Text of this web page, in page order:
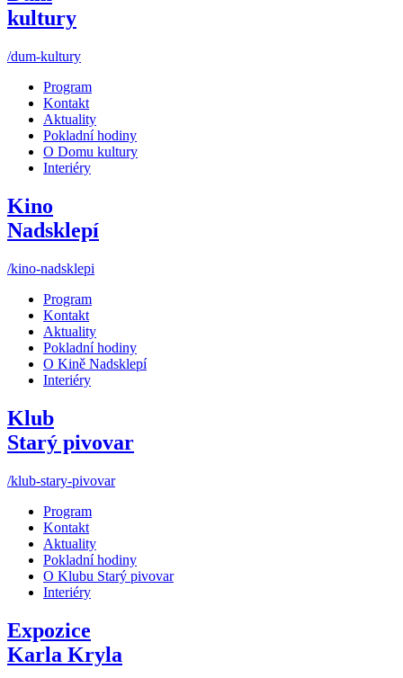
kultury
/dum-kultury
Program
Kontakt
Aktuality
Pokladní hodiny
O Domu kultury
Interiéry
Kino
Nadsklepí
/kino-nadsklepi
Program
Kontakt
Aktuality
Pokladní hodiny
O Kině Nadsklepí
Interiéry
Klub
Starý pivovar
/klub-stary-pivovar
Program
Kontakt
Aktuality
Pokladní hodiny
O Klubu Starý pivovar
Interiéry
Expozice
Karla Kryla